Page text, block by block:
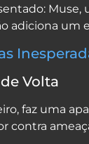
adiciona
Volta
faz uma
contra